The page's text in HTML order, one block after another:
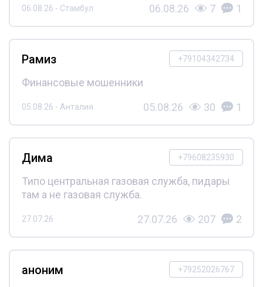
06.08.26 - Стамбул 06.08.26 7 1
+79104342734
Рамиз
Финансовые мошенники
05.08.26 - Анталия 05.08.26 30 1
+79608235930
Дима
Типо центральная газовая служба, пидары
там а не газовая служба.
27.07.26 27.07.26 207 2
+79252026767
аноним